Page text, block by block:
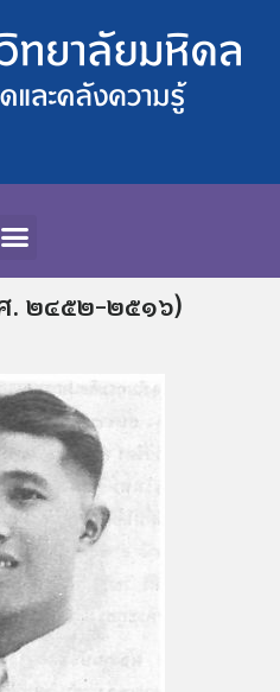
. ๒๔๕๒-๒๕๑๖)